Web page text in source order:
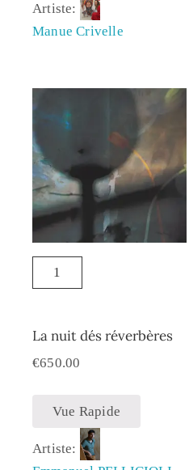
Artiste:
Manue Crivelle
La nuit dés réverbères
€650.00
Vue Rapide
Artiste: